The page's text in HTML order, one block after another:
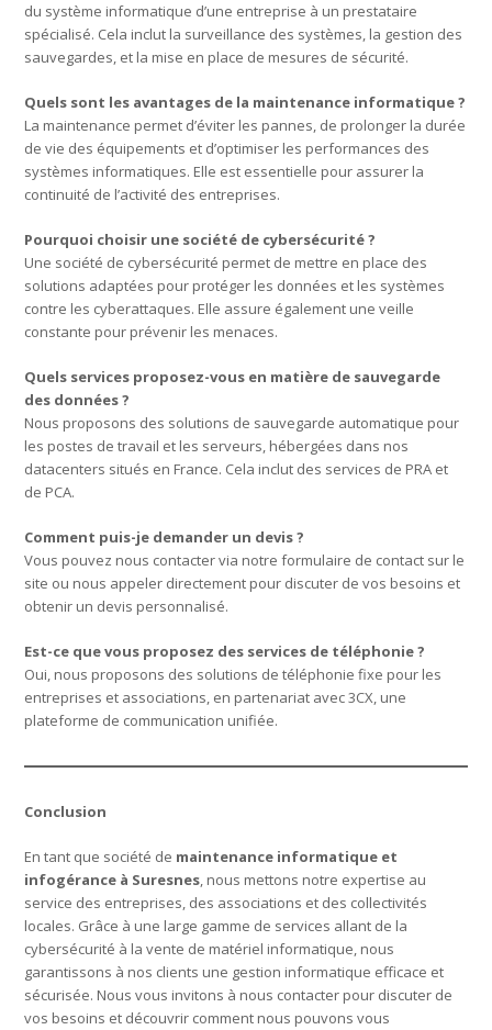
du système informatique d’une entreprise à un prestataire
spécialisé. Cela inclut la surveillance des systèmes, la gestion des
sauvegardes, et la mise en place de mesures de sécurité.
Quels sont les avantages de la maintenance informatique ?
La maintenance permet d’éviter les pannes, de prolonger la durée
de vie des équipements et d’optimiser les performances des
systèmes informatiques. Elle est essentielle pour assurer la
continuité de l’activité des entreprises.
Pourquoi choisir une société de cybersécurité ?
Une société de cybersécurité permet de mettre en place des
solutions adaptées pour protéger les données et les systèmes
contre les cyberattaques. Elle assure également une veille
constante pour prévenir les menaces.
Quels services proposez-vous en matière de sauvegarde
des données ?
Nous proposons des solutions de sauvegarde automatique pour
les postes de travail et les serveurs, hébergées dans nos
datacenters situés en France. Cela inclut des services de PRA et
de PCA.
Comment puis-je demander un devis ?
Vous pouvez nous contacter via notre formulaire de contact sur le
site ou nous appeler directement pour discuter de vos besoins et
obtenir un devis personnalisé.
Est-ce que vous proposez des services de téléphonie ?
Oui, nous proposons des solutions de téléphonie fixe pour les
entreprises et associations, en partenariat avec 3CX, une
plateforme de communication unifiée.
Conclusion
En tant que société de maintenance informatique et
infogérance à Suresnes, nous mettons notre expertise au
service des entreprises, des associations et des collectivités
locales. Grâce à une large gamme de services allant de la
cybersécurité à la vente de matériel informatique, nous
garantissons à nos clients une gestion informatique efficace et
sécurisée. Nous vous invitons à nous contacter pour discuter de
vos besoins et découvrir comment nous pouvons vous